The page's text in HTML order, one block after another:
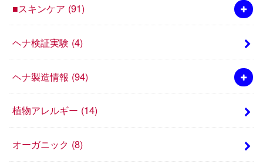
■スキンケア (91)
ヘナ検証実験 (4)
ヘナ製造情報 (94)
植物アレルギー (14)
オーガニック (8)